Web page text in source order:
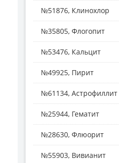
№51876, Клинохлор
№35805, Флогопит
№53476, Кальцит
№49925, Пирит
№61134, Астрофиллит
№25944, Гематит
№28630, Флюорит
№55903, Вивианит